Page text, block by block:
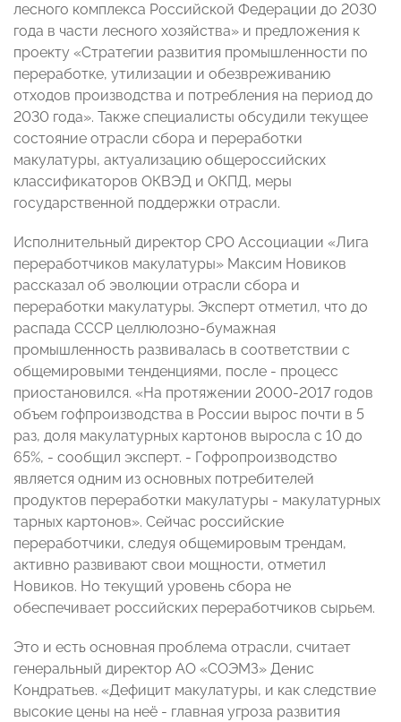
лесного комплекса Российской Федерации до 2030
года в части лесного хозяйства» и предложения к
проекту «Стратегии развития промышленности по
переработке, утилизации и обезвреживанию
отходов производства и потребления на период до
2030 года». Также специалисты обсудили текущее
состояние отрасли сбора и переработки
макулатуры, актуализацию общероссийских
классификаторов ОКВЭД и ОКПД, меры
государственной поддержки отрасли.
Исполнительный директор СРО Ассоциации «Лига
переработчиков макулатуры» Максим Новиков
рассказал об эволюции отрасли сбора и
переработки макулатуры. Эксперт отметил, что до
распада СССР целлюлозно-бумажная
промышленность развивалась в соответствии с
общемировыми тенденциями, после - процесс
приостановился. «На протяжении 2000-2017 годов
объем гофпроизводства в России вырос почти в 5
раз, доля макулатурных картонов выросла с 10 до
65%, - сообщил эксперт. - Гофропроизводство
является одним из основных потребителей
продуктов переработки макулатуры - макулатурных
тарных картонов». Сейчас российские
переработчики, следуя общемировым трендам,
активно развивают свои мощности, отметил
Новиков. Но текущий уровень сбора не
обеспечивает российских переработчиков сырьем.
Это и есть основная проблема отрасли, считает
генеральный директор АО «СОЭМЗ» Денис
Кондратьев. «Дефицит макулатуры, и как следствие
высокие цены на неё - главная угроза развития